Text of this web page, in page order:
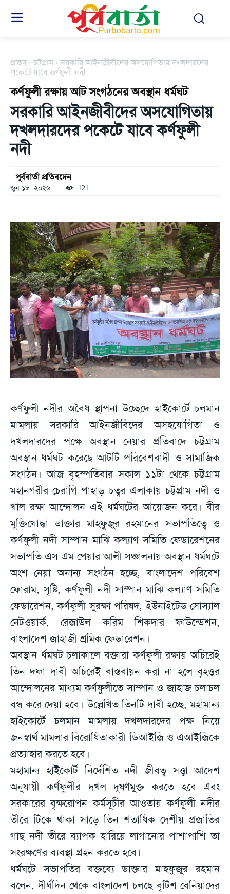
প্রচ্ছদ চট্টগ্রাম
সরকারি আইনজীবীদের অসযোগিতায় দখলদারদের
পকেটে যাবে কর্ণফুলী নদী
কর্ণফুলী রক্ষায় আট সংগঠনের অবস্থান ধর্মঘট
সরকারি আইনজীবীদের অসযোগিতায়
দখলদারদের পকেটে যাবে কর্ণফুলী
নদী
পূর্ববার্তা প্রতিবদেন
জুন ১৮, ২০২৬ 121
কর্ণফুলী নদীর অবৈধ স্থাপনা উচ্ছেদে হাইকোর্টে চলমান
মামলায় সরকারি আইনজীবিদের অসহযোগিতা ও
দখলদারদের পক্ষে অবস্থান নেয়ার প্রতিবাদে চট্টগ্রাম
অবস্থান ধর্মঘট করেছে আটটি পরিবেশবাদী ও সামাজিক
সংগঠন। আজ বৃহস্পতিবার সকাল ১১টা থেকে চট্টগ্রাম
মহানগরীর চেরাগি পাহাড় চত্বর এলাকায় চট্টগ্রাম নদী ও
খাল রক্ষা আন্দোলন এই ধর্মঘটের আয়োজন করে। বীর
মুক্তিযোদ্ধা ডাক্তার মাহফুজুর রহমানের সভাপতিত্বে ও
কর্ণফুলী নদী সাম্পান মাঝি কল্যাণ সমিতি ফেডারেশনের
সভাপতি এস এম পেয়ার আলী সঞ্চালনায় অবস্থান ধর্মঘটে
অংশ নেয়া অনান্য সংগঠন হচ্ছে, বাংলাদেশ পরিবেশ
ফোরাম, সৃষ্টি, কর্ণফুলী নদী সাম্পান মাঝি কল্যাণ সমিতি
ফেডারেশন, কর্ণফুলী সুরক্ষা পরিষদ, ইউনাইটেড সোস্যাল
নেটওয়ার্ক, রেজাউল করিম শিকদার ফাউন্ডেশন,
বাংলাদেশ জাহাজী শ্রমিক ফেডারেশন।
অবস্থান র্ধমঘট চলাকালে বক্তারা কর্ণফুলী রক্ষায় অচিরেই
তিন দফা দাবী অচিরেই বাস্তবায়ন করা না হলে বৃহত্তর
আন্দোলনের মাধ্যম কর্ণফুলীতে সাম্পান ও জাহাজ চলাচল
বন্ধ করে দেয়া হবে। উল্লেখিত তিনটি দাবী হচ্ছে, মহামান্য
হাইকোর্টে চলমান মামলায় দখলদারদের পক্ষ নিয়ে
জনস্বার্থ মামলার বিরোধিতাকারী ডিআইজি ও এআইজিকে
প্রত্যাহার করতে হবে।
মহামান্য হাইকোর্ট নির্দেশিত নদী জীবত্ব সত্ত্বা আদেশ
অনুযায়ী কর্ণফুলীর দখল দূষণমুক্ত করতে হবে এবং
সরকারের বৃক্ষরোপন কর্মসূচীর আওতায় কর্ণফুলী নদীর
তীরে টিকে থাকা সাড়ে তিন শতাধিক দেশীয় প্রজাতির
গাছ নদী তীরে ব্যাপক হারিয়ে লাগানোর পাশাপাশি তা
সংরক্ষণের ব্যবস্থা গ্রহন করতে হবে।
ধর্মঘটে সভাপতির বক্তব্যে ডাক্তার মাহফুজুর রহমান
বলেন, দীর্ঘদিন থেকে বাংলাদেশ চলছে বৃটিশ বেনিয়াদের